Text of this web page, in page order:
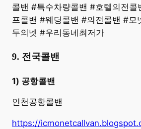
콜밴 #특수차량콜밴 #호텔의전
프콜밴 #웨딩콜밴 #의전콜밴 #모
두의넷 #우리동네최저가
9. 전국콜밴
1) 공항콜밴
인천공항콜밴
https://